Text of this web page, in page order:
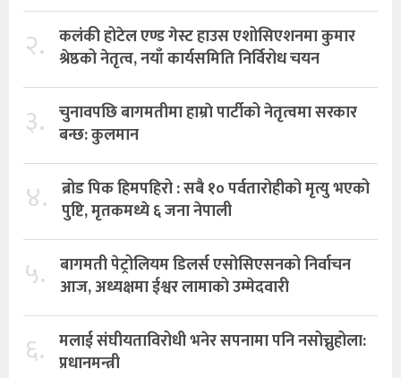
२. कलंकी होटेल एण्ड गेस्ट हाउस एशोसिएशनमा कुमार
श्रेष्ठको नेतृत्व, नयाँ कार्यसमिति निर्विरोध चयन
३. चुनावपछि बागमतीमा हाम्राे पार्टीको नेतृत्वमा सरकार
बन्छ: कुलमान
४. ब्रोड पिक हिमपहिरो : सबै १० पर्वतारोहीको मृत्यु भएको
पुष्टि, मृतकमध्ये ६ जना नेपाली
५. बागमती पेट्रोलियम डिलर्स एसोसिएसनको निर्वाचन
आज, अध्यक्षमा ईश्वर लामाको उम्मेदवारी
६. मलाई संघीयताविरोधी भनेर सपनामा पनि नसोच्नुहोला:
प्रधानमन्त्री